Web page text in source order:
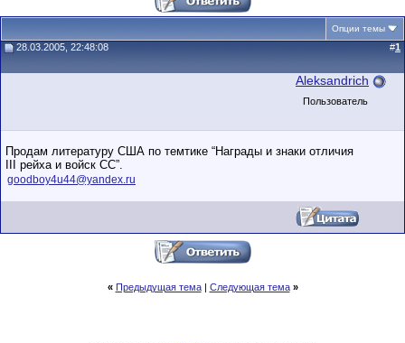
Опции темы
28.03.2005, 22:48:08 #1
Aleksandrich
Пользователь
Продам литературy США по темтике “Награды и знаки отличия
III рейха и войск СС”.
goodboy4u44@yandex.ru
« Предыдущая тема| Следующая тема »